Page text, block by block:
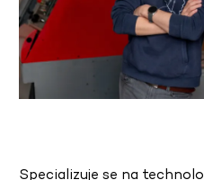
Specializuje se na